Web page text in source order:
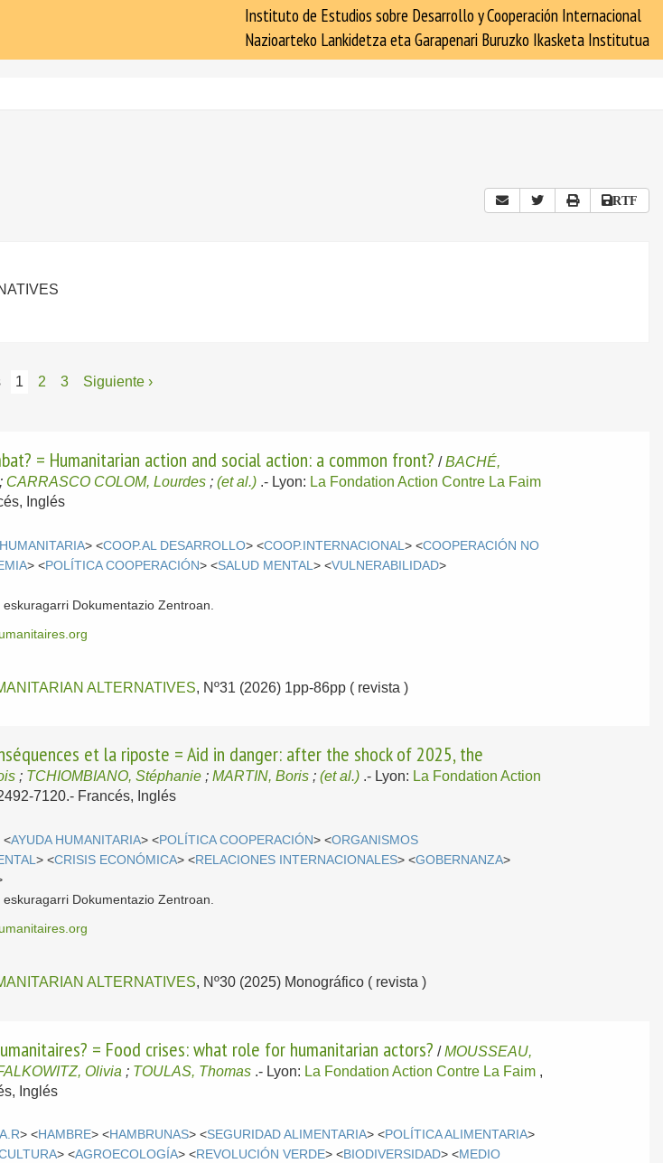
Instituto de Estudios sobre Desarrollo y Cooperación Internacional
Nazioarteko Lankidetza eta Garapenari Buruzko Ikasketa Institutua
RTF
1 2 3 Siguiente ›
= Humanitarian action and social action: a common front? /BACHÉ,
; CARRASCO COLOM, Lourdes ;(et al.) .- Lyon: La Fondation Action Contre La Faim
Inglés
> <COOP.AL DESARROLLO> <COOP.INTERNACIONAL> <COOPERACIÓN NO
> <POLÍTICA COOPERACIÓN> <SALUD MENTAL> <VULNERABILIDAD>
Dokumentazio Zentroan.
ALTERNATIVES, Nº31 (2026) 1pp-86pp ( revista )
et la riposte = Aid in danger: after the shock of 2025, the
; TCHIOMBIANO, Stéphanie ;MARTIN, Boris ;(et al.) .- Lyon: La Fondation Action
7120.- Francés, Inglés
<AYUDA HUMANITARIA> <POLÍTICA COOPERACIÓN> <ORGANISMOS
> <CRISIS ECONÓMICA> <RELACIONES INTERNACIONALES> <GOBERNANZA>
Dokumentazio Zentroan.
ALTERNATIVES, Nº30 (2025) Monográfico ( revista )
= Food crises: what role for humanitarian actors? /MOUSSEAU,
Olivia ; TOULAS, Thomas .- Lyon: La Fondation Action Contre La Faim ,
Inglés
> <HAMBRE> <HAMBRUNAS> <SEGURIDAD ALIMENTARIA> <POLÍTICA ALIMENTARIA>
> <AGROECOLOGÍA> <REVOLUCIÓN VERDE> <BIODIVERSIDAD> <MEDIO